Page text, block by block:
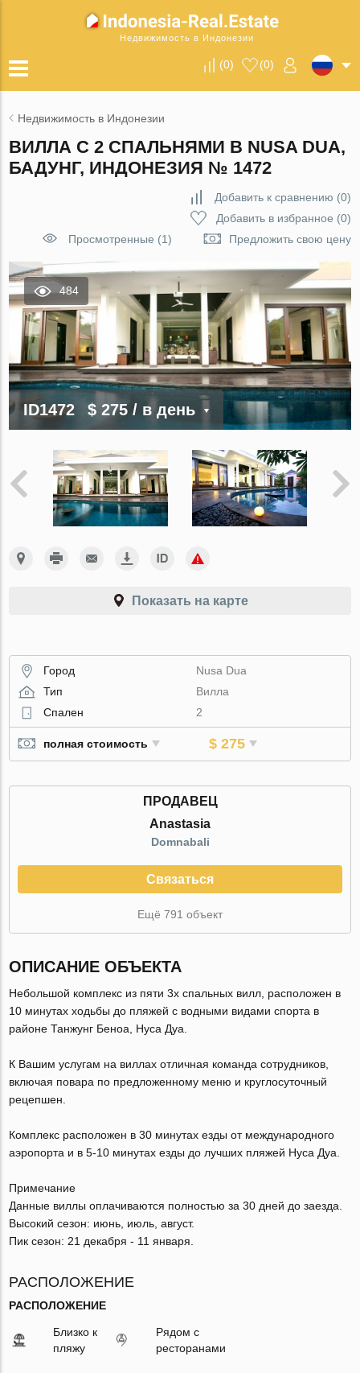
Недвижимость в Индонезии
(0) (0)
Недвижимость в Индонезии
ВИЛЛА С 2 СПАЛЬНЯМИ В NUSA DUA,
БАДУНГ, ИНДОНЕЗИЯ № 1472
Добавить к сравнению (0)
Добавить в избранное (0)
Просмотренные (1)
Предложить свою цену
484
ID1472 $ 275/ в день
Показать на карте
Город
Nusa Dua
Тип
Вилла
Спален
2
полная стоимость $ 275
ПРОДАВЕЦ
Anastasia
Domnabali
Связаться
Ещё 791 объект
ОПИСАНИЕ ОБЪЕКТА
Небольшой комплекс из пяти 3х спальных вилл, расположен в
10 минутах ходьбы до пляжей с водными видами спорта в
районе Танжунг Беноа, Нуса Дуа.
К Вашим услугам на виллах отличная команда сотрудников,
включая повара по предложенному меню и круглосуточный
рецепшен.
Комплекс расположен в 30 минутах езды от международного
аэропорта и в 5-10 минутах езды до лучших пляжей Нуса Дуа.
Примечание
Данные виллы оплачиваются полностью за 30 дней до заезда.
Высокий сезон: июнь, июль, август.
Пик сезон: 21 декабря - 11 января.
РАСПОЛОЖЕНИЕ
РАСПОЛОЖЕНИЕ
Близко к
пляжу
Рядом с
ресторанами